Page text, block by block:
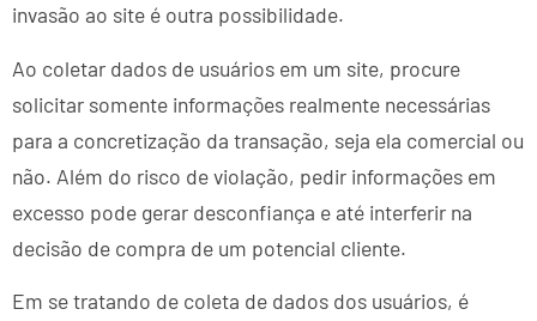
invasão ao site é outra possibilidade.
Ao coletar dados de usuários em um site, procure
solicitar somente informações realmente necessárias
para a concretização da transação, seja ela comercial ou
não. Além do risco de violação, pedir informações em
excesso pode gerar desconfiança e até interferir na
decisão de compra de um potencial cliente.
Em se tratando de coleta de dados dos usuários, é